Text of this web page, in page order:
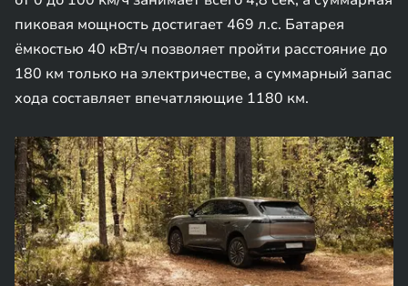
пиковая мощность достигает 469 л.с. Батарея
ёмкостью 40 кВт/ч позволяет пройти расстояние до
180 км только на электричестве, а суммарный запас
хода составляет впечатляющие 1180 км.